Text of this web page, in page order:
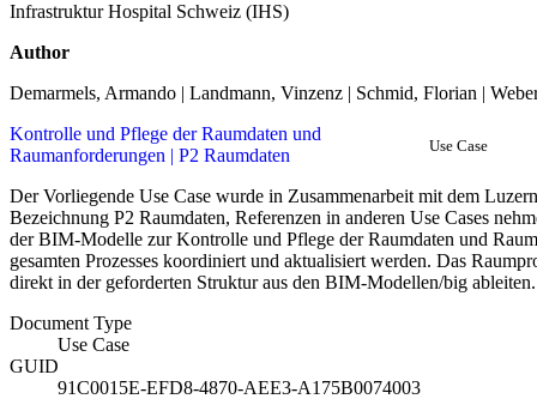
Infrastruktur Hospital Schweiz (IHS)
Author
Demarmels, Armando | Landmann, Vinzenz | Schmid, Florian |
Kontrolle und Pflege der Raumdaten und
Raumanforderungen | P2 Raumdaten
Use Case
Der Vorliegende Use Case wurde in Zusammenarbeit mit dem
Bezeichnung P2 Raumdaten, Referenzen in anderen Use Cases
der BIM-Modelle zur Kontrolle und Pflege der Raumdaten und
gesamten Prozesses koordiniert und aktualisiert werden. Das
direkt in der geforderten Struktur aus den BIM-Modellen/big ableiten.
Document Type
Use Case
GUID
91C0015E-EFD8-4870-AEE3-A175B0074003